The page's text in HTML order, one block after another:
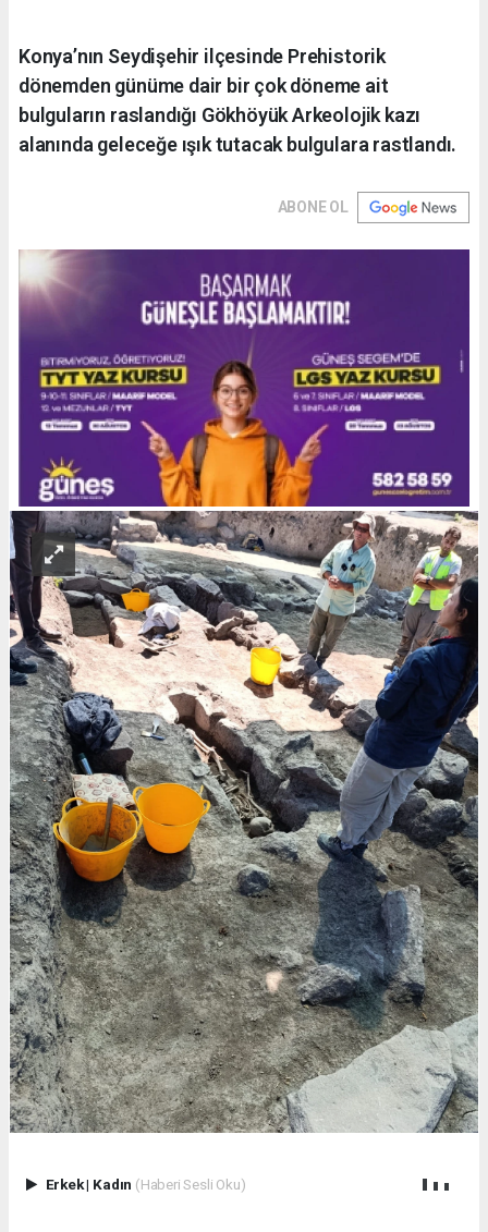
Konya’nın Seydişehir ilçesinde Prehistorik
dönemden günüme dair bir çok döneme ait
bulguların raslandığı Gökhöyük Arkeolojik kazı
alanında geleceğe ışık tutacak bulgulara rastlandı.
ABONE OL
Erkek| Kadın (Haberi Sesli Oku)